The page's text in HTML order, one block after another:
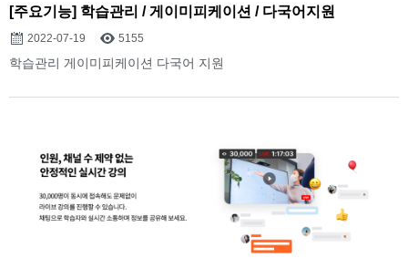
[주요기능] 학습관리 / 게이미피케이션 / 다국어지원
2022-07-19 5155
학습관리 게이미피케이션 다국어 지원